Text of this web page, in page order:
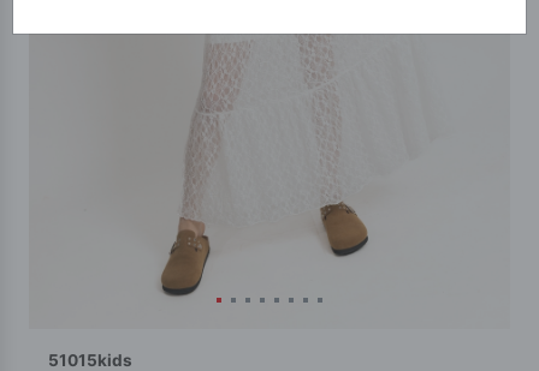
51015kids